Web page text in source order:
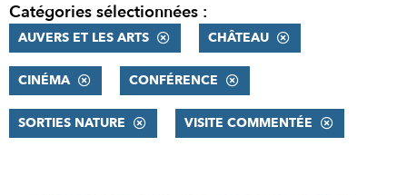
Catégories sélectionnées :
AUVERS ET LES ARTS CHÂTEAU
CINÉMA CONFÉRENCE
SORTIES NATURE VISITE COMMENTÉE